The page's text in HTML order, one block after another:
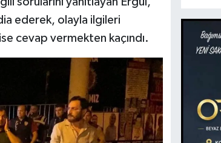
ederek, olayla ilgileri
cevap vermekten kaçındı.